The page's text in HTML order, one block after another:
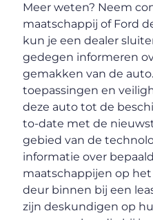
Meer weten? Neem
maatschappij of Ford
kun je een dealer
gedegen informeren
gemakken van de
toepassingen en
deze auto tot de
to-date met de
gebied van de
informatie over
maatschappijen op
deur binnen bij een
zijn deskundigen op